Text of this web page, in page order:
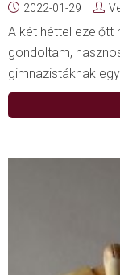
2022-01-29
A két héttel ezelőtt
gondoltam,
gimnazistáknak